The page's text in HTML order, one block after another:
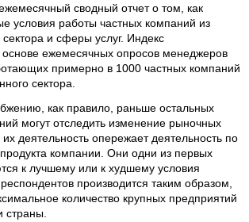
сводный отчет о том, как
условия работы частных компаний из
сектора и сферы услуг. Индекс
основе ежемесячных опросов менеджеров
примерно в 1000 частных компаний
сектора.
как правило, раньше остальных
могут отследить изменение рыночных
их деятельность опережает деятельность по
продукта компании. Они одни из первых
к лучшему или к худшему условия
производится таким образом,
количество крупных предприятий
страны.